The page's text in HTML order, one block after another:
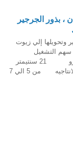
، بذور الجرجير
وتحويلها إلي زيوت
سهم التشغيل
المواصفات الطاقة 820 واط طول الاسكرو 21 سنتيمتر
خامة الاسكرو من الاستانلس ستيل 304 القدره الانتاجيه من 5 الي 7